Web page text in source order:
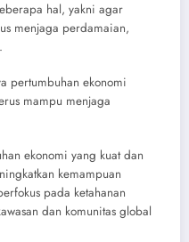
hal, yakni agar
menjaga perdamaian,
pertumbuhan ekonomi
mampu menjaga
ekonomi yang kuat dan
kemampuan
pada ketahanan
dan komunitas global